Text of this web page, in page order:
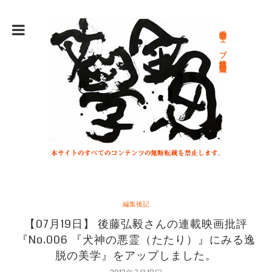
総合文学ウェブ情報誌 文学金魚
編集後記
【07月19日】 後藤弘毅さんの連載映画批評
『No.006 『犬神の悪霊（たたり）』にみる逸
脱の美学』をアップしました。